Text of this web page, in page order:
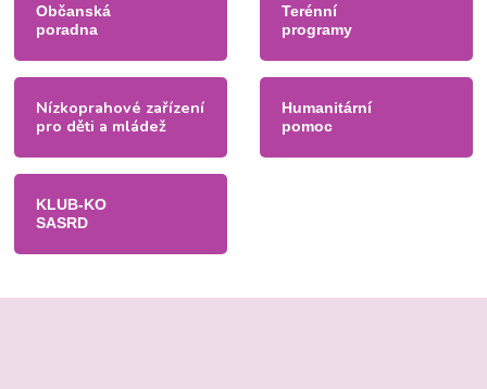
Občanská
poradna
Terénní
programy
Nízkoprahové zařízení
pro děti a mládež
Humanitární
pomoc
KLUB-KO
SASRD